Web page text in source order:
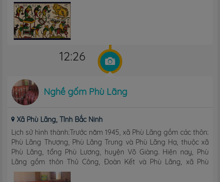
12:26
Nghề gốm Phù Lãng
Xã Phù Lãng, Tỉnh Bắc Ninh
Lịch sử hình thành:Trước năm 1945, xã Phù Lãng gồm các thôn:
Phù Lãng Thượng, Phù Lãng Trung và Phù Lãng Hạ, thuộc xã
Phù Lãng, tổng Phù Lương, huyện Võ Giàng. Hiện nay, Phù
Lãng gồm thôn Thủ Công, Đoàn Kết và Phù Lãng, xã Phù
Lãng, huyện Quế ...